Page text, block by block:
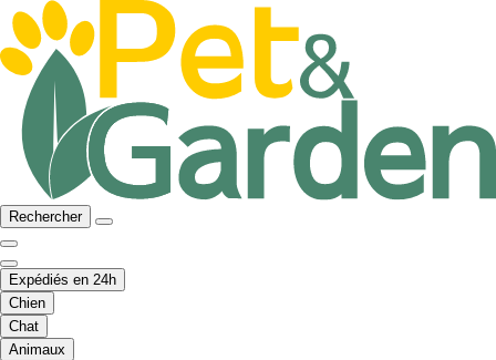
Rechercher
Expédiés en 24h
Chien
Chat
Animaux